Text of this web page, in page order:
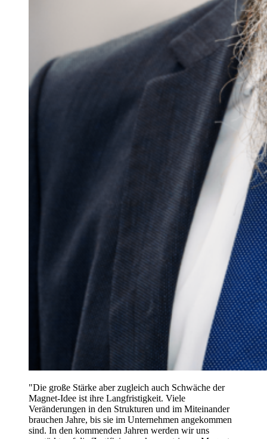
"Die große Stärke aber zugleich auch Schwäche der
Magnet-Idee ist ihre Langfristigkeit. Viele
Veränderungen in den Strukturen und im Miteinander
brauchen Jahre, bis sie im Unternehmen angekommen
sind. In den kommenden Jahren werden wir uns